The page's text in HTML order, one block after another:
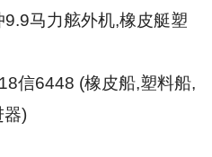
马力舷外机,橡皮艇塑
信6448 (橡皮船,塑料船,
器)